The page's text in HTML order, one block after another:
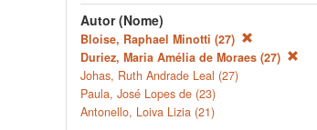
Autor (Nome)
Bloise, Raphael Minotti (27)
Duriez, Maria Amélia de Moraes (27)
Johas, Ruth Andrade Leal (27)
Paula, José Lopes de (23)
Antonello, Loiva Lizia (21)